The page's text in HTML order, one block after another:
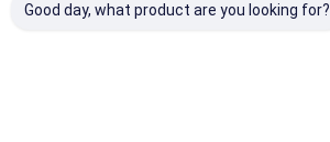
Good day, what product are you looking for?